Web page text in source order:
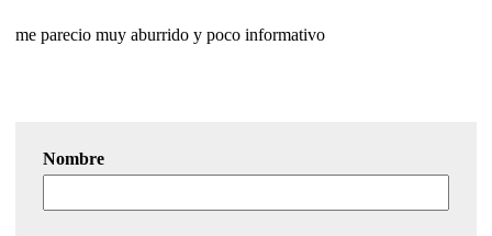
me parecio muy aburrido y poco informativo
Nombre